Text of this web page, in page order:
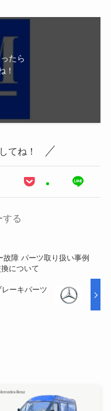
たら
！
てね！
する
障 パーツ取り扱い事例
について
ーキパーツ